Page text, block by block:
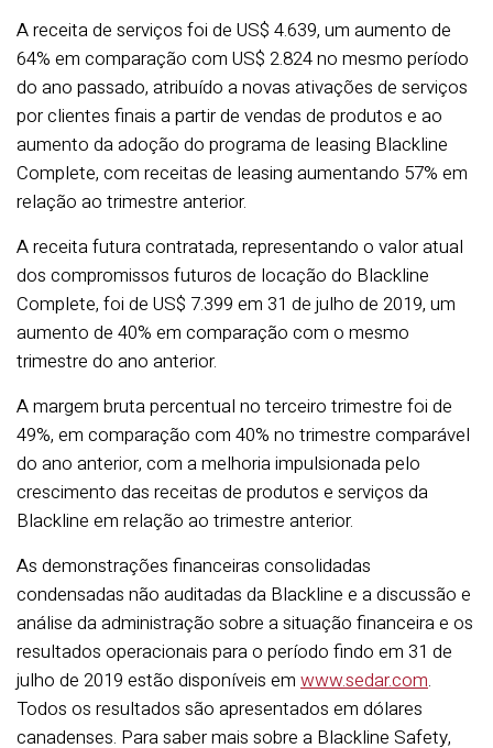
A receita de serviços foi de US$ 4.639, um aumento de
64% em comparação com US$ 2.824 no mesmo período
do ano passado, atribuído a novas ativações de serviços
por clientes finais a partir de vendas de produtos e ao
aumento da adoção do programa de leasing Blackline
Complete, com receitas de leasing aumentando 57% em
relação ao trimestre anterior.
A receita futura contratada, representando o valor atual
dos compromissos futuros de locação do Blackline
Complete, foi de US$ 7.399 em 31 de julho de 2019, um
aumento de 40% em comparação com o mesmo
trimestre do ano anterior.
A margem bruta percentual no terceiro trimestre foi de
49%, em comparação com 40% no trimestre comparável
do ano anterior, com a melhoria impulsionada pelo
crescimento das receitas de produtos e serviços da
Blackline em relação ao trimestre anterior.
As demonstrações financeiras consolidadas
condensadas não auditadas da Blackline e a discussão e
análise da administração sobre a situação financeira e os
resultados operacionais para o período findo em 31 de
julho de 2019 estão disponíveis em www.sedar.com.
Todos os resultados são apresentados em dólares
canadenses. Para saber mais sobre a Blackline Safety,